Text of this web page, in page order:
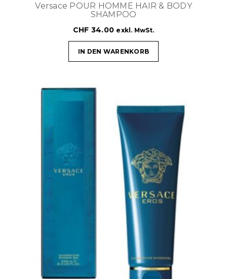
Versace POUR HOMME HAIR & BODY
SHAMPOO
CHF 34.00 exkl. MwSt.
IN DEN WARENKORB